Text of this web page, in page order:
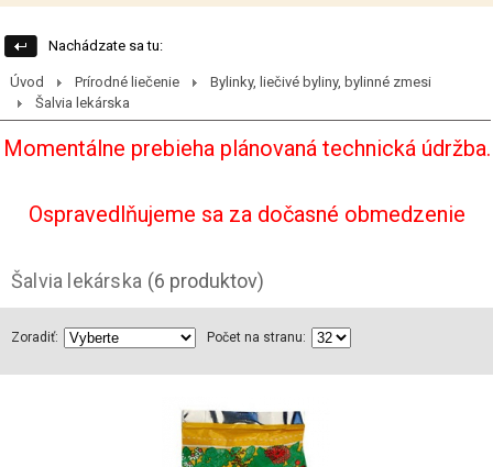
Nachádzate sa tu:
Úvod Prírodné liečenie
Bylinky, liečivé byliny, bylinné zmesi
Šalvia lekárska
Momentálne prebieha plánovaná technická údržba.
Ospravedlňujeme sa za dočasné obmedzenie
Šalvia lekárska (6 produktov)
Zoradiť: Počet na stranu: